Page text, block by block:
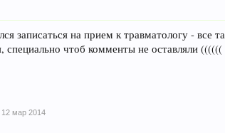
записаться на прием к травматологу - все
специально чтоб комменты не оставляли ((((((
12 мар 2014